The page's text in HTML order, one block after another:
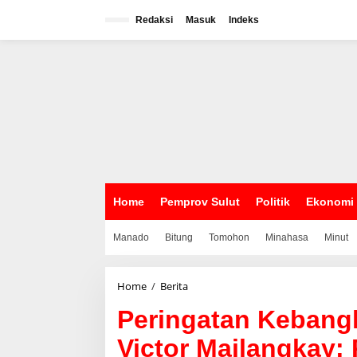
Redaksi Masuk Indeks
Home Pemprov Sulut Politik Ekonomi
Manado Bitung Tomohon Minahasa Minut
Home / Berita
r
i
n
Peringatan
Victor Mailangkay: